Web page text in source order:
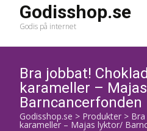
Godisshop.se
Godis på internet
Bra jobbat!
karameller –
Barncancerfonden
Godisshop.se > Produkter >
karameller – Majas lyktor/